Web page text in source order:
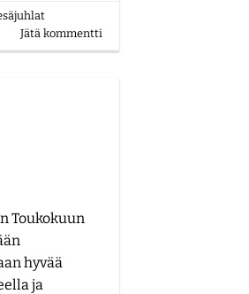
Jätä kommentti
Toukokuun
hyvää
ja